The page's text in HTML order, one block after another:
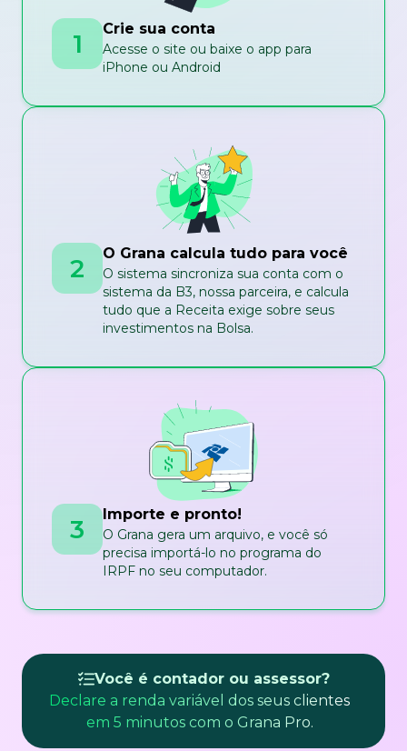
1 Crie sua conta
Acesse o site ou baixe o app para
iPhone ou Android
2 O Grana calcula tudo para você
O sistema sincroniza sua conta com o
sistema da B3, nossa parceira, e calcula
tudo que a Receita exige sobre seus
investimentos na Bolsa.
3 Importe e pronto!
O Grana gera um arquivo, e você só
precisa importá-lo no programa do
IRPF no seu computador.
Você é contador ou assessor?
Declare a renda variável dos seus clientes
em 5 minutos com o Grana Pro.